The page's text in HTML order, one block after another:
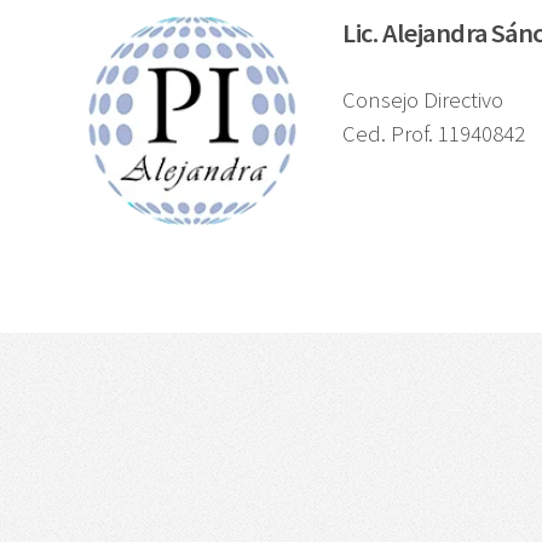
Lic. Alejandra
Consejo Directivo
Ced. Prof. 11940842